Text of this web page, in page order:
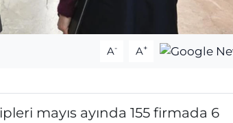
A- A+
mayıs ayında 155 firmada 6